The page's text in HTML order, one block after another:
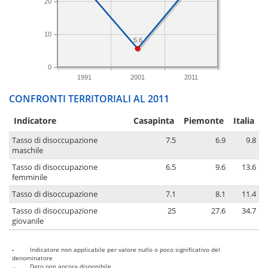
1991 2001 2011
0
10
5.6
CONFRONTI TERRITORIALI AL 2011
Indicatore Casapinta Piemonte Italia
Tasso di disoccupazione
maschile
7.5 6.9 9.8
Tasso di disoccupazione
femminile
6.5 9.6 13.6
Tasso di disoccupazione 7.1 8.1
11.4
Tasso di disoccupazione
giovanile
25 27.6 34.7
-
Indicatore non applicabile per valore nullo o poco significativo del
denominatore